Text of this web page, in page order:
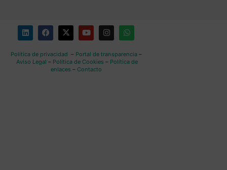
Política de privacidad – Portal de transparencia–
Aviso Legal – Política de Cookies – Política de
enlaces – Contacto